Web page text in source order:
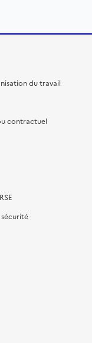
du travail
contractuel